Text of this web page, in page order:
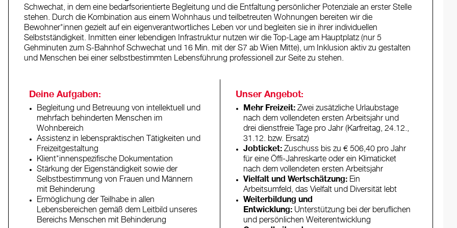
Schwechat, in dem eine bedarfsorientierte Begleitung und die Entfaltung persönlicher Potenziale an erster Stelle
stehen. Durch die Kombination aus einem Wohnhaus und teilbetreuten Wohnungen bereiten wir die
Bewohner*innen gezielt auf ein eigenverantwortliches Leben vor und begleiten sie in ihrer individuellen
Selbstständigkeit. Inmitten einer lebendigen Infrastruktur nutzen wir die Top-Lage am Hauptplatz (nur 5
Gehminuten zum S-Bahnhof Schwechat und 16 Min. mit der S7 ab Wien Mitte), um Inklusion aktiv zu gestalten
und Menschen bei einer selbstbestimmten Lebensführung professionell zur Seite zu stehen.
Deine Aufgaben:
Begleitung und Betreuung von intellektuell und
mehrfach behinderten Menschen im
Wohnbereich
Assistenz in lebenspraktischen Tätigkeiten und
Freizeitgestaltung
Klient*innenspezifische Dokumentation
Stärkung der Eigenständigkeit sowie der
Selbstbestimmung von Frauen und Männern
mit Behinderung
Ermöglichung der Teilhabe in allen
Lebensbereichen gemäß dem Leitbild unseres
Bereichs Menschen mit Behinderung
Unser Angebot:
Mehr Freizeit: Zwei zusätzliche Urlaubstage
nach dem vollendeten ersten Arbeitsjahr und
drei dienstfreie Tage pro Jahr (Karfreitag, 24.12.,
31.12. bzw. Ersatz)
Jobticket: Zuschuss bis zu € 506,40 pro Jahr
für eine Öffi-Jahreskarte oder ein Klimaticket
nach dem vollendeten ersten Arbeitsjahr
Vielfalt und Wertschätzung: Ein
Arbeitsumfeld, das Vielfalt und Diversität lebt
Weiterbildung und
Entwicklung: Unterstützung bei der beruflichen
und persönlichen Weiterentwicklung